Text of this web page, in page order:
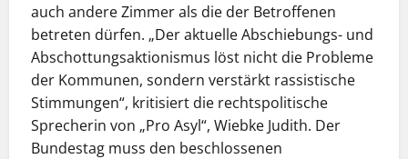
auch andere Zimmer als die der Betroffenen
betreten dürfen. „Der aktuelle Abschiebungs- und
Abschottungsaktionismus löst nicht die Probleme
der Kommunen, sondern verstärkt rassistische
Stimmungen“, kritisiert die rechtspolitische
Sprecherin von „Pro Asyl“, Wiebke Judith. Der
Bundestag muss den beschlossenen